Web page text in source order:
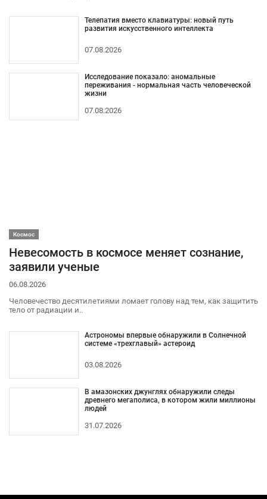
Телепатия вместо клавиатуры: новый путь
развития искусственного интеллекта
07.08.2026
Исследование показало: аномальные
переживания - нормальная часть человеческой
жизни
07.08.2026
Космос
Невесомость в космосе меняет сознание,
заявили ученые
06.08.2026
Человечество десятилетиями ломает голову над тем, как защитить
тело от радиации и..
Астрономы впервые обнаружили в Солнечной
системе «трехглавый» астероид
03.08.2026
В амазонских джунглях обнаружили следы
древнего мегаполиса, в котором жили миллионы
людей
31.07.2026